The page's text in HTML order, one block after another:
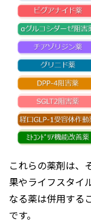
これらの薬剤は、
果やライフスタイ
なる薬は併用する
です。